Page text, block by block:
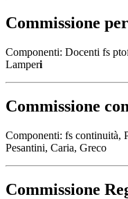
Commissione
Componenti: Docenti fs
Lamperi
Commissione
Componenti: fs continuità,
Pesantini, Caria, Greco
Commissione